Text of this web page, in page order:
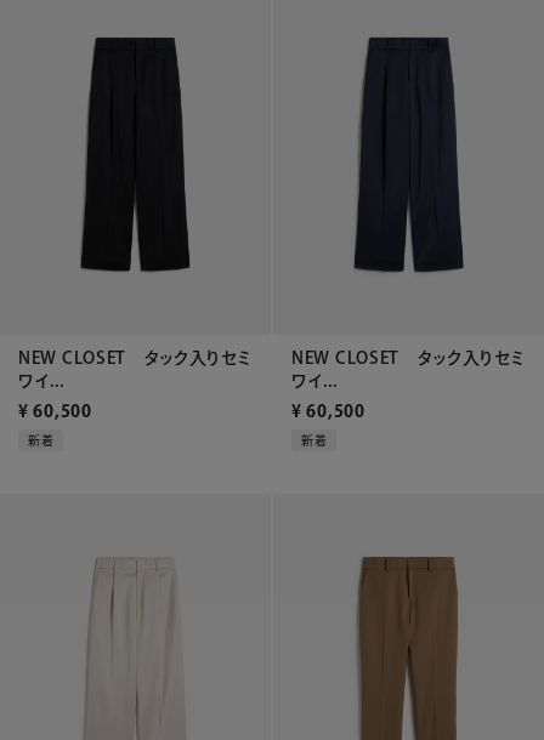
NEW CLOSET タック入りセミ
ワイ...
¥ 60,500
新着
NEW CLOSET タック入りセミ
ワイ...
¥ 60,500
新着